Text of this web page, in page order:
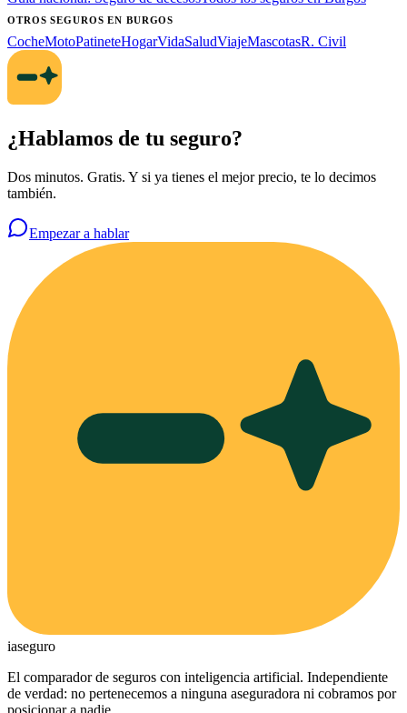
OTROS SEGUROSEN BURGOS
CocheMotoPatineteHogarVidaSaludViajeMascotasR. Civil
¿Hablamos de tu seguro?
Dos minutos. Gratis. Y si ya tienes el mejor precio, te lo decimos
también.
Empezar a hablar
iaseguro
El comparador de seguros con inteligencia artificial. Independiente
de verdad: no pertenecemos a ninguna aseguradora ni cobramos por
posicionar a nadie.